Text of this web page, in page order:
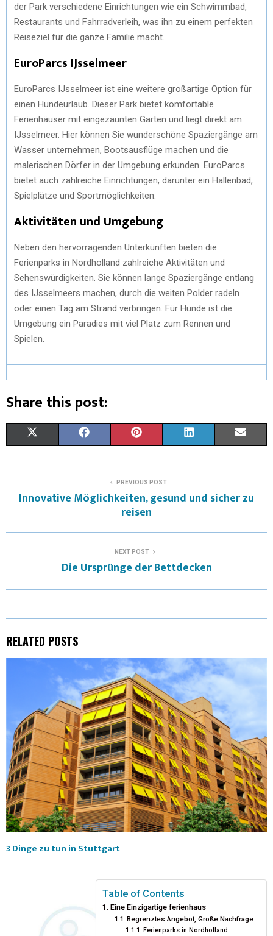
der Park verschiedene Einrichtungen wie ein Schwimmbad,
Restaurants und Fahrradverleih, was ihn zu einem perfekten
Reiseziel für die ganze Familie macht.
EuroParcs IJsselmeer
EuroParcs IJsselmeer ist eine weitere großartige Option für
einen Hundeurlaub. Dieser Park bietet komfortable
Ferienhäuser mit eingezäunten Gärten und liegt direkt am
IJsselmeer. Hier können Sie wunderschöne Spaziergänge am
Wasser unternehmen, Bootsausflüge machen und die
malerischen Dörfer in der Umgebung erkunden. EuroParcs
bietet auch zahlreiche Einrichtungen, darunter ein Hallenbad,
Spielplätze und Sportmöglichkeiten.
Aktivitäten und Umgebung
Neben den hervorragenden Unterkünften bieten die
Ferienparks in Nordholland zahlreiche Aktivitäten und
Sehenswürdigkeiten. Sie können lange Spaziergänge entlang
des IJsselmeers machen, durch die weiten Polder radeln
oder einen Tag am Strand verbringen. Für Hunde ist die
Umgebung ein Paradies mit viel Platz zum Rennen und
Spielen.
Share this post:
W
E
E
O
K
N
T
E
S
K
I
N
I
PREVIOUS POST
Innovative Möglichkeiten, gesund und sicher zu
reisen
NEXT POST
Die Ursprünge der Bettdecken
RELATED POSTS
3 Dinge zu tun in Stuttgart
Table of Contents
Eine Einzigartige ferienhaus
Begrenztes Angebot, Große Nachfrage
Ferienparks in Nordholland